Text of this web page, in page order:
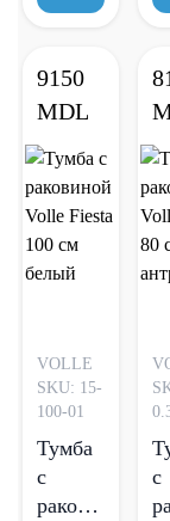
глянцевый
белый
9150
MDL
VOLLE
SKU: 15-
100-01
Тумба
с
раковиной
с